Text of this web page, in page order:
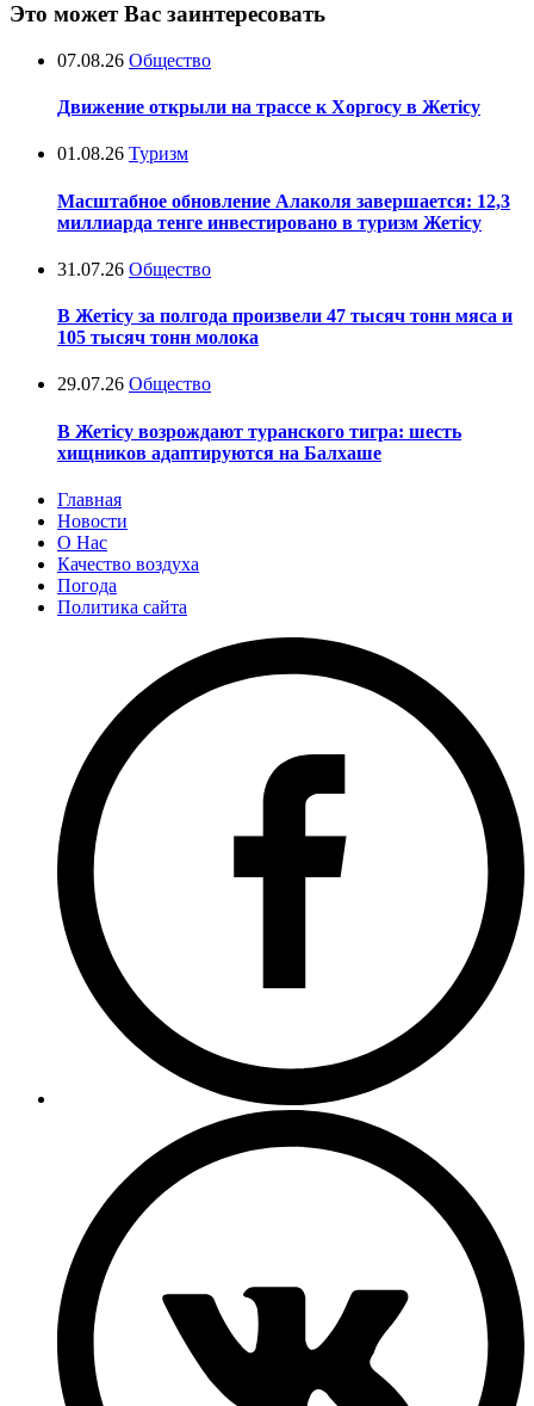
Это может Вас заинтересовать
07.08.26 Общество
Движение открыли на трассе к Хоргосу в Жетісу
01.08.26 Туризм
Масштабное обновление Алаколя завершается: 12,3
миллиарда тенге инвестировано в туризм Жетісу
31.07.26 Общество
В Жетісу за полгода произвели 47 тысяч тонн мяса и
105 тысяч тонн молока
29.07.26 Общество
В Жетісу возрождают туранского тигра: шесть
хищников адаптируются на Балхаше
Главная
Новости
О Нас
Качество воздуха
Погода
Политика сайта